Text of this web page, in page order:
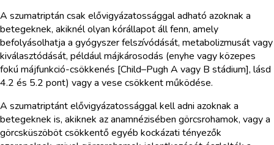
A szumatriptán csak elővigyázatossággal adható azoknak a
betegeknek, akiknél olyan kórállapot áll fenn, amely
befolyásolhatja a gyógyszer felszívódását, metabolizmusát vagy
kiválasztódását, például májkárosodás (enyhe vagy közepes
fokú májfunkció-csökkenés [Child–Pugh A vagy B stádium], lásd
4.2 és 5.2 pont) vagy a vese csökkent működése.
A szumatriptánt elővigyázatossággal kell adni azoknak a
betegeknek is, akiknek az anamnézisében görcsrohamok, vagy a
görcsküszöböt csökkentő egyéb kockázati tényezők